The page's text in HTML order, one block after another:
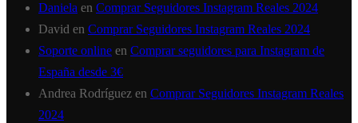
Daniela en Comprar Seguidores Instagram Reales 2024
David en Comprar Seguidores Instagram Reales 2024
Soporte online en Comprar seguidores para Instagram de
España desde 3€
Andrea Rodríguez en Comprar Seguidores Instagram Reales
2024